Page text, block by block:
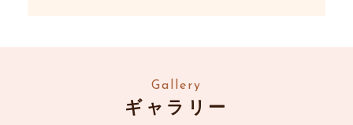
ことを教えてください。
そうですね。常に一つひとつにベストを尽くす
ように心がけています。
Gallery
ギャラリー